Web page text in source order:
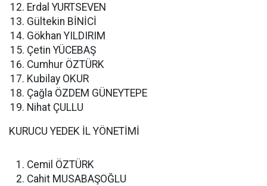
Erdal YURTSEVEN
Gültekin BİNİCİ
Gökhan YILDIRIM
Çetin YÜCEBAŞ
Cumhur ÖZTÜRK
Kubilay OKUR
Çağla ÖZDEM GÜNEYTEPE
Nihat ÇULLU
KURUCU YEDEK İL YÖNETİMİ
Cemil ÖZTÜRK
Cahit MUSABAŞOĞLU